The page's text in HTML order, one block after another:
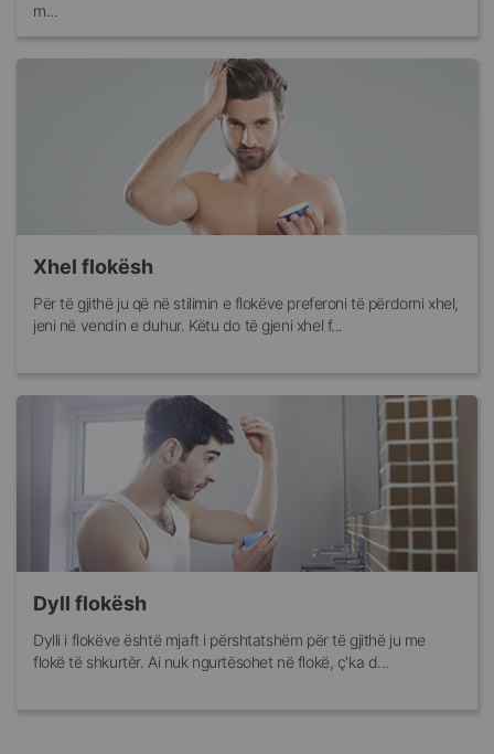
m...
Xhel flokësh
Për të gjithë ju që në stilimin e flokëve preferoni të përdorni xhel,
jeni në vendin e duhur. Këtu do të gjeni xhel f...
Dyll flokësh
Dylli i flokëve është mjaft i përshtatshëm për të gjithë ju me
flokë të shkurtër. Ai nuk ngurtësohet në flokë, ç'ka d...